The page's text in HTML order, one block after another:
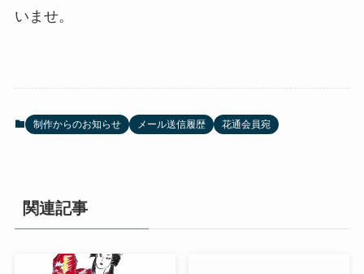
いませ。
制作からのお知らせ メール送信履歴 花通会員宛
関連記事